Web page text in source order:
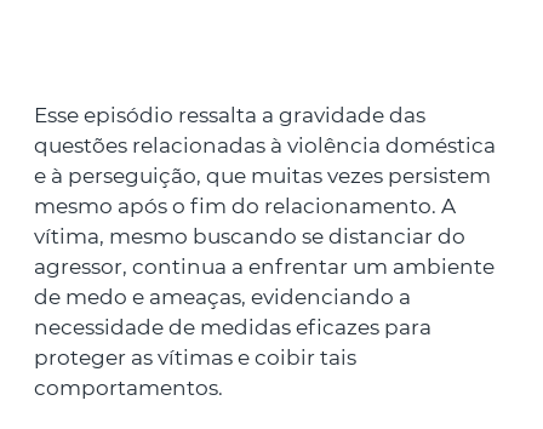
Esse episódio ressalta a gravidade das
questões relacionadas à violência doméstica
e à perseguição, que muitas vezes persistem
mesmo após o fim do relacionamento. A
vítima, mesmo buscando se distanciar do
agressor, continua a enfrentar um ambiente
de medo e ameaças, evidenciando a
necessidade de medidas eficazes para
proteger as vítimas e coibir tais
comportamentos.